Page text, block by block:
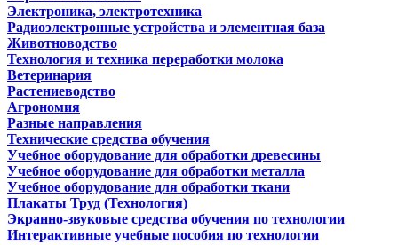
Электроника, электротехника
Радиоэлектронные устройства и элементная база
Животноводство
Технология и техника переработки молока
Ветеринария
Растениеводство
Агрономия
Разные направления
Технические средства обучения
Учебное оборудование для обработки древесины
Учебное оборудование для обработки металла
Учебное оборудование для обработки ткани
Плакаты Труд (Технология)
Экранно-звуковые средства обучения по технологии
Интерактивные учебные пособия по технологии